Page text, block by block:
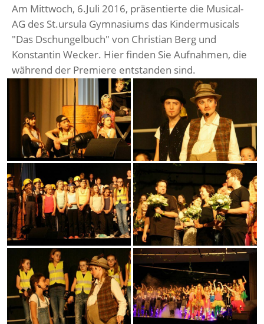
Am Mittwoch, 6.Juli 2016, präsentierte die Musical-
AG des St.ursula Gymnasiums das Kindermusicals
"Das Dschungelbuch" von Christian Berg und
Konstantin Wecker. Hier finden Sie Aufnahmen, die
während der Premiere entstanden sind.